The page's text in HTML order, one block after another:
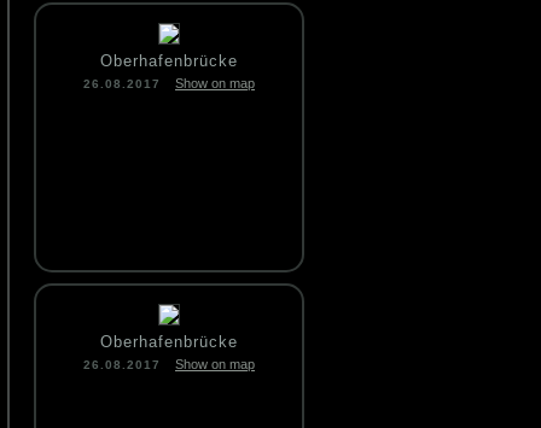
Oberhafenbrücke
26.08.2017 Show on map
Oberhafenbrücke
26.08.2017 Show on map